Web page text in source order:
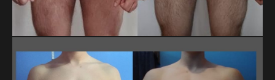
LUIS FERNANDO ESCALONA CONTRERAS
En 20 meses, Luis Fernando bajó de 79.8 a 71.9 kg y redujo